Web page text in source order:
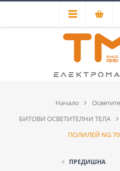
Начало
БИТОВИ ОСВЕТИТЕЛНИ ТЕЛА
ПОЛИЛЕЙ NG
ПРЕДИШНА